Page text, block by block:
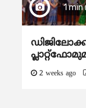
1 min
2 weeks ago